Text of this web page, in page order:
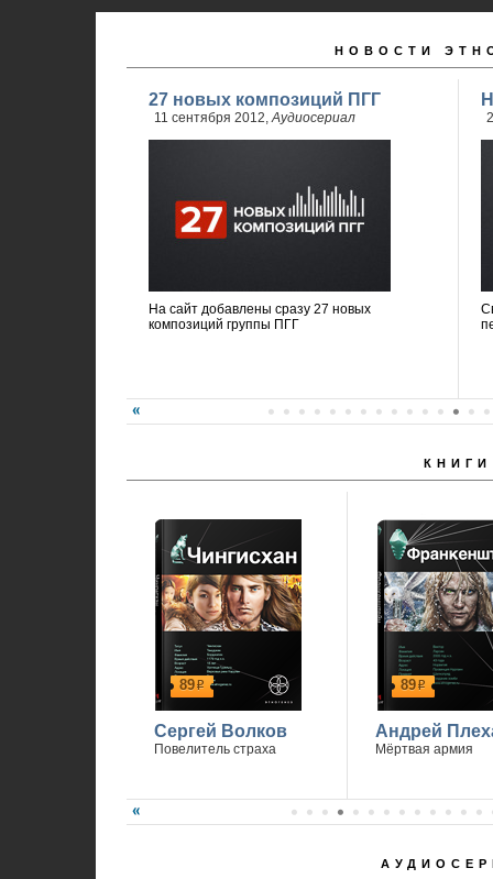
НОВОСТИ
27 новых композиций ПГГ
11 сентября 2012,Аудиосериал
На сайт добавлены сразу 27 новых
композиций группы ПГГ
КНИГИ
89р
Сергей Волков
Повелитель страха
89р
Андрей
Мёртвая армия